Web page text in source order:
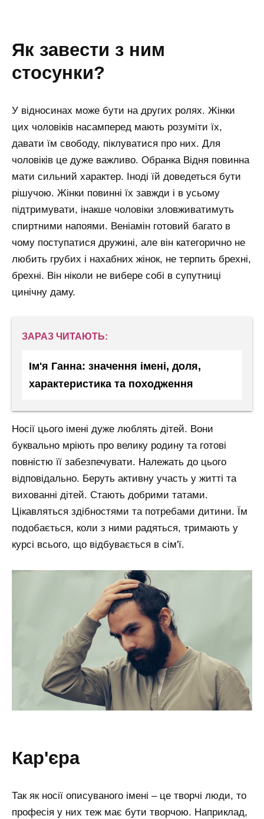
як завести з ним
стосунки?
У відносинах може бути на других ролях. Жінки
цих чоловіків насамперед мають розуміти їх,
давати їм свободу, піклуватися про них. Для
чоловіків це дуже важливо. Обранка Відня повинна
мати сильний характер. Іноді їй доведеться бути
рішучою. Жінки повинні їх завжди і в усьому
підтримувати, інакше чоловіки зловживатимуть
спиртними напоями. Веніамін готовий багато в
чому поступатися дружині, але він категорично не
любить грубих і нахабних жінок, не терпить брехні,
брехні. Він ніколи не вибере собі в супутниці
цинічну даму.
ЗАРАЗ ЧИТАЮТЬ:
Ім'я Ганна: значення імені, доля,
характеристика та походження
Носії цього імені дуже люблять дітей. Вони
буквально мріють про велику родину та готові
повністю її забезпечувати. Належать до цього
відповідально. Беруть активну участь у житті та
вихованні дітей. Стають добрими татами.
Цікавляться здібностями та потребами дитини. Їм
подобається, коли з ними радяться, тримають у
курсі всього, що відбувається в сім'ї.
кар'єра
Так як носії описуваного імені – це творчі люди, то
професія у них теж має бути творчою. Наприклад,